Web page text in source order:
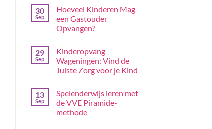
30
Sep
Hoeveel Kinderen Mag
een Gastouder
Opvangen?
29
Sep
Kinderopvang
Wageningen: Vind de
Juiste Zorg voor je Kind
13
Sep
Spelenderwijs leren met
de VVE Piramide-
methode